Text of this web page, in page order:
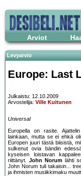
Arviot
Levyarvio
Europe: Last
Julkaistu: 12.10.2009
Arvostelija: Ville Kuitunen
Universal
Europella on rasite.
lainkaan, mutta se ei ehkä
Europen juuri tästä biisistä,
sulkenut ovia bändin
kyseisen loistavan
riittänyt.John Norum lähti
John Norum tuli takaisin...
ja ihmisten musiikkimaku